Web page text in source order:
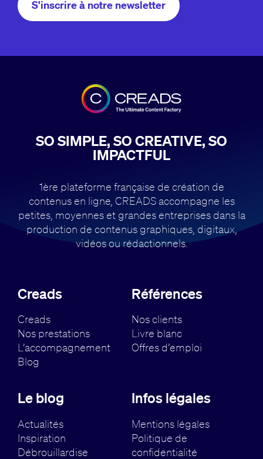
S'inscrire à notre newsletter
SO SIMPLE, SO CREATIVE, SO
IMPACTFUL
1ère plateforme française de création de
contenus en ligne, CREADS accompagne les
petites, moyennes et grandes entreprises dans la
production de contenus graphiques, digitaux,
vidéos ou rédactionnels.
Creads
Creads
Nos prestations
L’accompagnement
Blog
Références
Nos clients
Livre blanc
Offres d’emploi
Le blog
Actualités
Inspiration
Débrouillardise
Infos légales
Mentions légales
Politique de
confidentialité